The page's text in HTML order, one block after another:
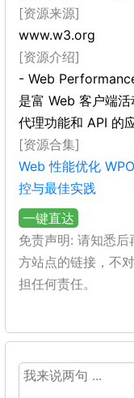
[资源来源]
www.w3.org
[资源介绍]
- Web
是富 Web 客户端
代理功能和 API 的
[资源合集]
Web 性能优化
控与最佳实践
一键直达
免责声明: 请知悉
方站点的链接，不
担任何责任。